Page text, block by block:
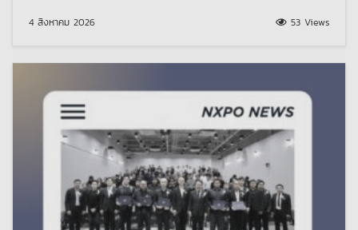
4 สิงหาคม 2026 53 Views